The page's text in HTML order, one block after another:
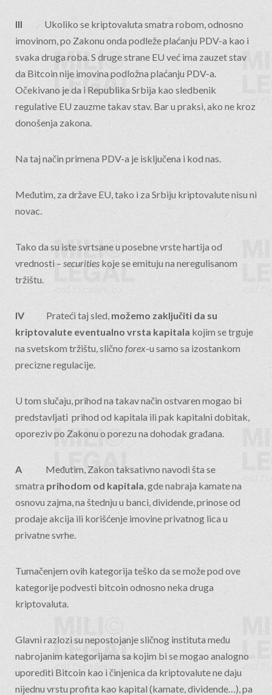
III Ukoliko se kriptovaluta smatra robom, odnosno
imovinom, po Zakonu onda podleže plaćanju PDV-a kao i
svaka druga roba. S druge strane EU već ima zauzet stav
da Bitcoin nije imovina podložna plaćanju PDV-a.
Očekivano je da i Republika Srbija kao sledbenik
regulative EU zauzme takav stav. Bar u praksi, ako ne kroz
donošenja zakona.
Na taj način primena PDV-a je isključena i kod nas.
Međutim, za države EU, tako i za Srbiju kriptovalute nisu ni
novac.
Tako da su iste svrtsane u posebne vrste hartija od
vrednosti – securities koje se emituju na neregulisanom
tržištu.
IVPrateći taj sled,možemo zaključiti da su
kriptovalute eventualno vrsta kapitala kojim se trguje
na svetskom tržištu, slično forex-u samo sa izostankom
precizne regulacije.
U tom slučaju, prihod na takav način ostvaren mogao bi
predstavljati prihod od kapitala ili pak kapitalni dobitak,
oporeziv po Zakonu o porezu na dohodak građana.
AMeđutim, Zakon taksativno navodi šta se
smatra prihodom od kapitala, gde nabraja kamate na
osnovu zajma, na štednju u banci, dividende, prinose od
prodaje akcija ili korišćenje imovine privatnog lica u
privatne svrhe.
Tumačenjem ovih kategorija teško da se može pod ove
kategorije podvesti bitcoin odnosno neka druga
kriptovaluta.
Glavni razlozi su nepostojanje sličnog instituta među
nabrojanim kategorijama sa kojim bi se mogao analogno
uporediti Bitcoin kao i činjenica da kriptovalute ne daju
nijednu vrstu profita kao kapital (kamate, dividende…), pa